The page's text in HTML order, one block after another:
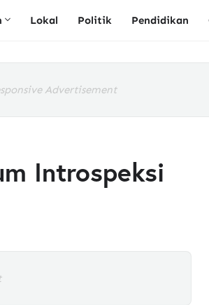
Lokal Politik Pendidikan
Advertisement
Introspeksi